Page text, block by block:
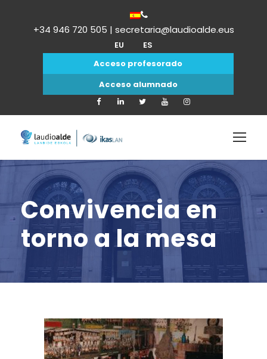
+34 946 720 505 | secretaria@laudioalde.eus
EU
ES
Acceso profesorado
Acceso alumnado
Convivencia en
torno a la mesa